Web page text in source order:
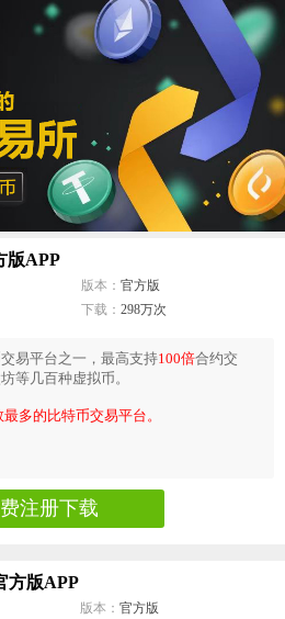
版APP
版本： 官方版
下载： 298万次
易平台之一，最高支持100倍合约交
等几百种虚拟币。
多的比特币交易平台。
注册下载
方版APP
版本： 官方版